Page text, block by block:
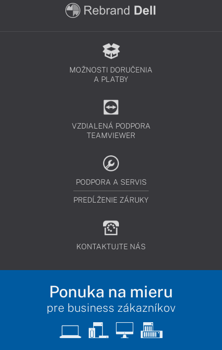
MOŽNOSTI DORUČENIA
A PLATBY
VZDIALENÁ PODPORA
TEAMVIEWER
PODPORA A SERVIS
PREDĹŽENIE ZÁRUKY
KONTAKTUJTE NÁS
Ponuka na mieru
pre business zákazníkov